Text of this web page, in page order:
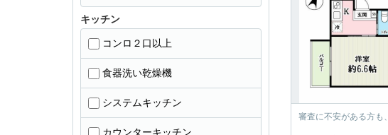
審査に不安がある方も
キッチン
コンロ２口以上
食器洗い乾燥機
システムキッチン
カウンターキッチン